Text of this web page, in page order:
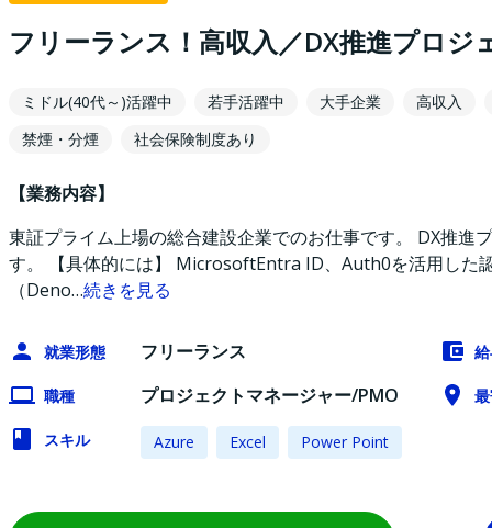
フリーランス！高収入／DX推進プロジ
ミドル(40代～)活躍中 若手活躍中 大手企業
高収入
禁煙・分煙
社会保険制度あり
【業務内容】
東証プライム上場の総合建設企業でのお仕事です。 DX推進
す。 【具体的には】 MicrosoftEntra ID、Auth0を活用した
（Deno…続きを見る
就業形態 フリーランス
職種 プロジェクトマネージャー/PMO
スキル Azure Excel Power Point